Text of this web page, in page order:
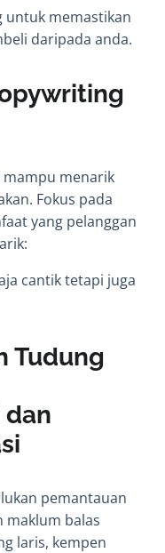
untuk memastikan
daripada anda.
mampu menarik
Fokus pada
yang pelanggan
cantik tetapi juga
Tudung
dan
pemantauan
maklum balas
laris, kempen